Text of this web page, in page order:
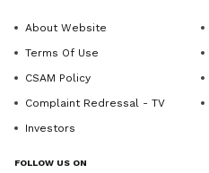
About Website
Terms Of Use
CSAM Policy
Complaint Redressal - TV
Investors
FOLLOW US ON